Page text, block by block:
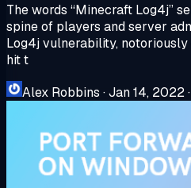
The words “Minecraft Log4j”
spine of players and server
Log4j vulnerability, notoriously
hit t
Alex Robbins ·Jan 14, 2022·